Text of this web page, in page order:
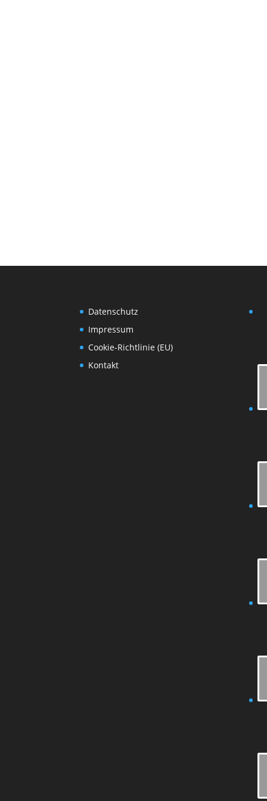
Datenschutz
Impressum
Cookie-Richtlinie (EU)
Kontakt